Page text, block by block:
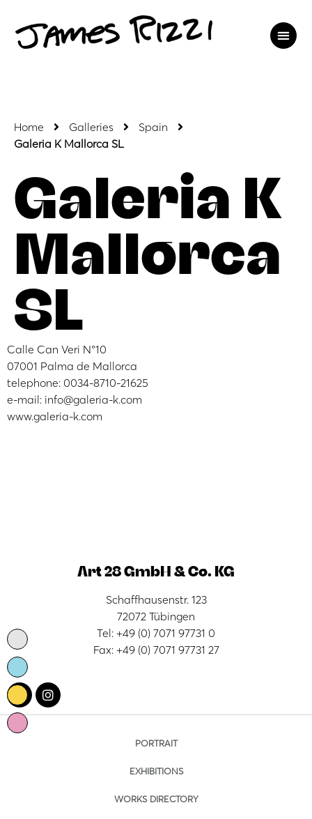
Home Galleries
Spain
Galeria K Mallorca SL
Galeria K
Mallorca
SL
Calle Can Veri N°10
07001 Palma de Mallorca
telephone: 0034-8710-21625
e-mail: info@galeria-k.com
www.galeria-k.com
Art 28 GmbH & Co. KG
Schaffhausenstr. 123
72072 Tübingen
Tel: +49 (0) 7071 97731 0
Fax: +49 (0) 7071 97731 27
PORTRAIT
EXHIBITIONS
WORKS DIRECTORY